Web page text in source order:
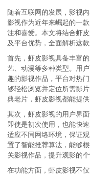
随着互联网的发展，影视
影视作为近年来崛起的一
注和喜爱。本文将结合虾
及平台优势，全面解析这
首先，虾皮影视具备丰富
艺、动漫等多种类型。用
趣的影视作品，平台对热
够轻松浏览并定位所需影
典老片，虾皮影视都能提
其次，虾皮影视的用户界
即使是初次使用，也能快
适应不同网络环境，保证
置了智能推荐算法，能够
关影视作品，提升观影的个
在功能方面，虾皮影视不